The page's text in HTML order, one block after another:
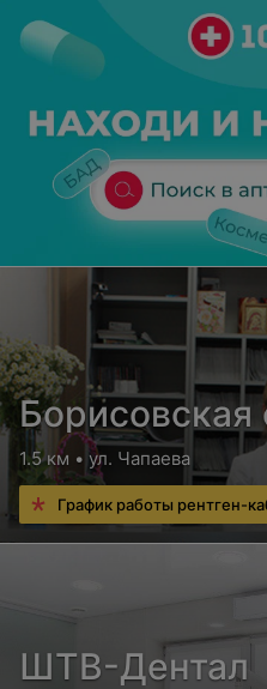
Борисовская
1.5 км • ул. Чапаева
График работы рентген-
ШТВ-Дентал